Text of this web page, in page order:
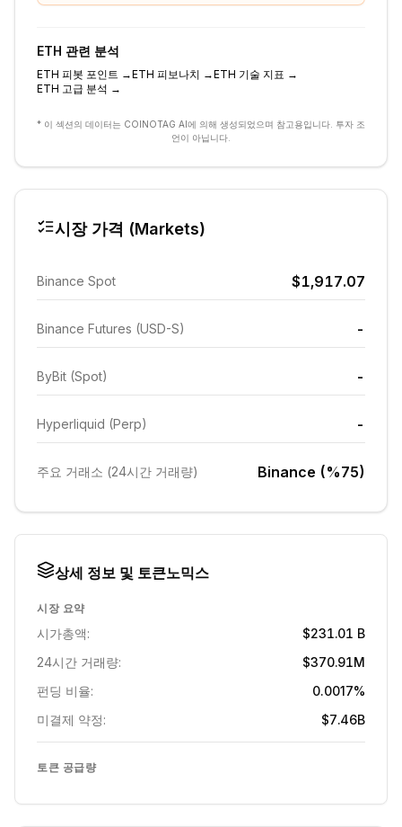
ETH 관련 분석
ETH 피봇 포인트 →ETH 피보나치 →ETH 기술 지표 →
ETH 고급 분석 →
* 이 섹션의 데이터는 COINOTAG AI에 의해 생성되었으며 참고용입니다. 투자 조
언이 아닙니다.
시장 가격 (Markets)
Binance Spot $1,917.07
Binance Futures (USD-S) -
ByBit (Spot) -
Hyperliquid (Perp) -
주요 거래소 (24시간 거래량) Binance (%75)
상세 정보 및 토큰노믹스
시장 요약
시가총액:
$231.01 B
24시간 거래량:
$370.91M
펀딩 비율:
0.0017%
미결제 약정:
$7.46B
토큰 공급량